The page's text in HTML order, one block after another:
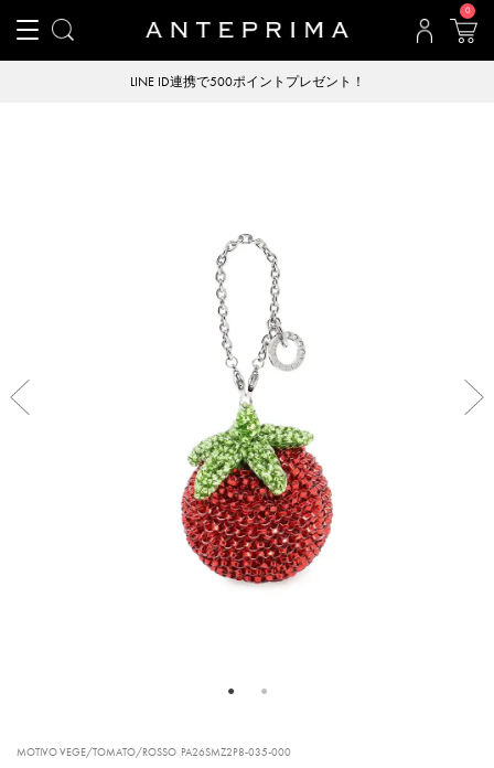
0
LINE ID連携で500ポイントプレゼント！
MOTIVO VEGE/TOMATO/ROSSO PA26SMZ2P8-035-000